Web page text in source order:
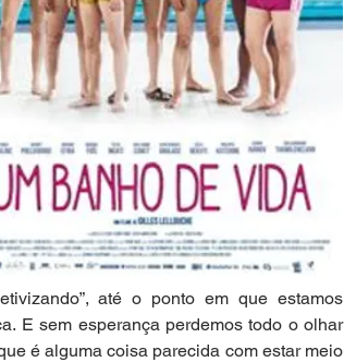
até o ponto em que estamos
E sem esperança perdemos todo o olhar
é alguma coisa parecida com estar meio